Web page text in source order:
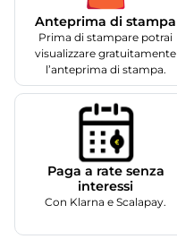
Anteprima di stampa
Prima di stampare potrai
visualizzare gratuitamente
l’anteprima di stampa.
Paga a rate senza
interessi
Con Klarna e Scalapay.